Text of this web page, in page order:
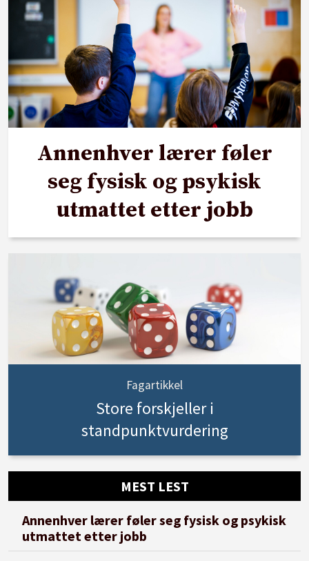
Annenhver lærer føler
seg fysisk og psykisk
utmattet etter jobb
Fagartikkel
Store forskjeller i
standpunktvurdering
MEST LEST
Annenhver lærer føler seg fysisk og psykisk
utmattet etter jobb